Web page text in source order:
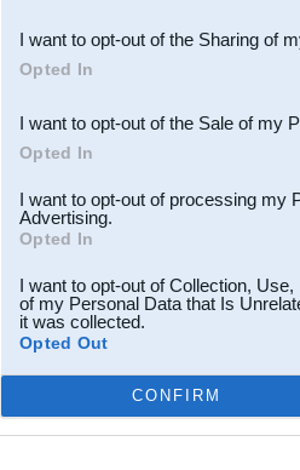
Downstream Participants
third parties.
I want to opt-out of the Sharing of
Opted In
I want to opt-out of the Sale of my
Opted In
I want to opt-out of processing my
Advertising.
Opted In
I want to opt-out of Collection,
of my Personal Data that Is
it was collected.
Opted Out
CONFIRM